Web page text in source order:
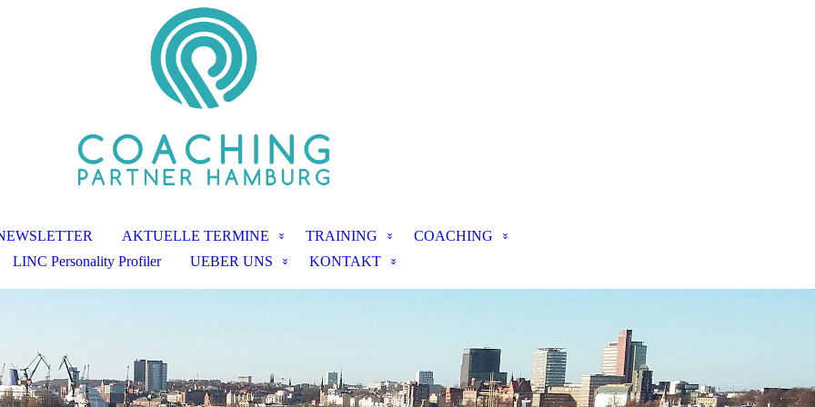
AKTUELLE TERMINE TRAINING
COACHING
LINC Personality Profiler
UEBER UNS KONTAKT